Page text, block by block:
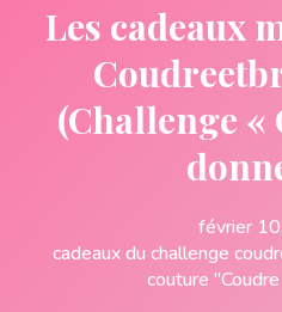
Les cadeaux
(Challenge «
février
cadeaux du challenge
couture